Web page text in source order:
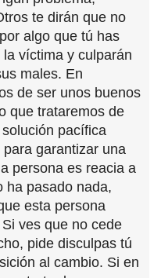
te dirán que no
algo que tú has
víctima y culparán
males. En
de ser unos buenos
que trataremos de
pacífica
garantizar una
persona es reacia a
ha pasado nada,
esta persona
ves que no cede
pide disculpas tú
al cambio. Si en